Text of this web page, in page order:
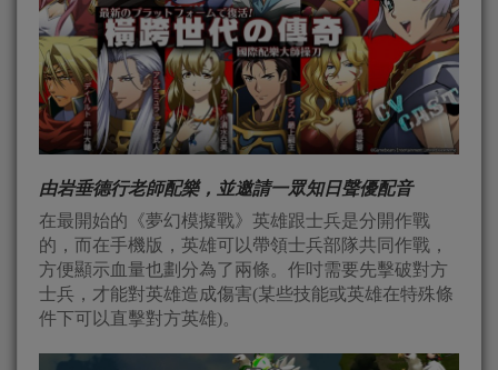
由岩垂德行老師配樂，並邀請一眾知日聲優配音
在最開始的《夢幻模擬戰》英雄跟士兵是分開作戰
的，而在手機版，英雄可以帶領士兵部隊共同作戰，
方便顯示血量也劃分為了兩條。作吋需要先擊破對方
士兵，才能對英雄造成傷害(某些技能或英雄在特殊條
件下可以直擊對方英雄)。